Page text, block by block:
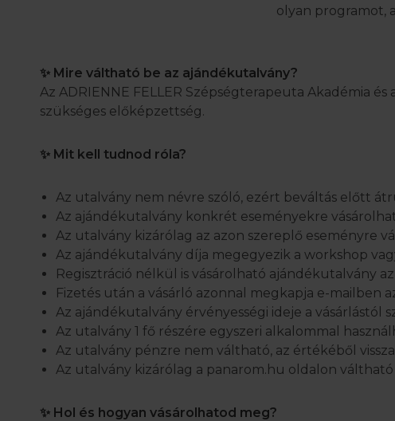
olyan programot,
✨ Mire váltható be az ajándékutalvány?
Az ADRIENNE FELLER Szépségterapeuta Akadémia
szükséges előképzettség.
✨ Mit kell tudnod róla?
Az utalvány nem névre szóló, ezért beváltás előtt
Az ajándékutalvány konkrét eseményekre
Az utalvány kizárólag az azon szereplő eseményre
Az ajándékutalvány díja megegyezik a workshop
Regisztráció nélkül is vásárolható ajándékutalvány
Fizetés után a vásárló azonnal megkapja e-
Az ajándékutalvány érvényességi ideje a vásárlástól
Az utalvány 1 fő részére egyszeri alkalommal
Az utalvány pénzre nem váltható, az értékéből
Az utalvány kizárólag a panarom.hu oldalon váltható
✨ Hol és hogyan vásárolhatod meg?